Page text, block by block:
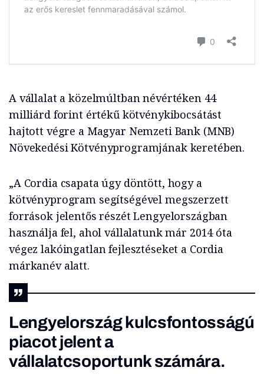
A vállalat a közelmúltban névértéken 44
milliárd forint értékű kötvénykibocsátást
hajtott végre a Magyar Nemzeti Bank (MNB)
Növekedési Kötvényprogramjának keretében.
„A Cordia csapata úgy döntött, hogy a
kötvényprogram segítségével megszerzett
források jelentős részét Lengyelországban
használja fel, ahol vállalatunk már 2014 óta
végez lakóingatlan fejlesztéseket a Cordia
márkanév alatt.
Lengyelország kulcsfontosságú
piacot jelent a
vállalatcsoportunk számára.